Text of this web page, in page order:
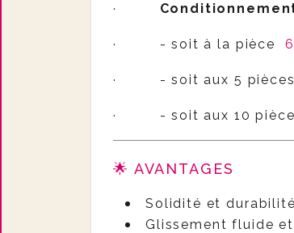
·
· - soit à la pièce
· - soit aux 5
· - soit aux 10
🌟 AVANTAGES
Solidité et
Glissement fluide